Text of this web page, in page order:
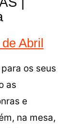
Abril
os seus
as
e
na mesa,